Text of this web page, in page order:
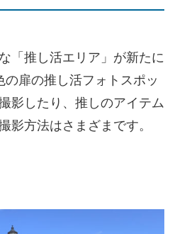
「推し活エリア」が新たに
扉の推し活フォトスポッ
影したり、推しのアイテム
影方法はさまざまです。